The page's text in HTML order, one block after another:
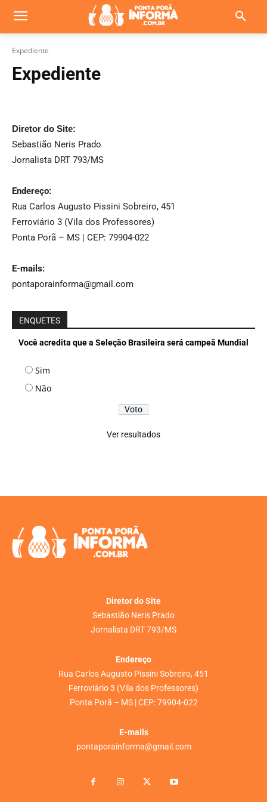
Expediente
Expediente
Diretor do Site:
Sebastião Neris Prado
Jornalista DRT 793/MS
Endereço:
Rua Carlos Augusto Pissini Sobreiro, 451
Ferroviário 3 (Vila dos Professores)
Ponta Porã – MS | CEP: 79904-022
E-mails:
pontaporainforma@gmail.com
ENQUETES
Você acredita que a Seleção Brasileira será campeã Mundial
Sim
Não
Ver resultados
Diretor do Site
Sebastião Neris Prado
Jornalista DRT 793/MS
Endereço
Rua Carlos Augusto Pissini Sobreiro, 451
Ferroviário 3 (Vila dos Professores)
Ponta Porã – MS | CEP: 79904-022
E-mails
pontaporainforma@gmail.com